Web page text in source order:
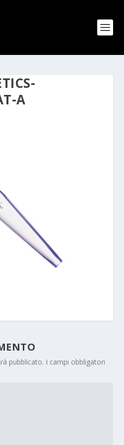
A
pubblicato. I campi obbligatori